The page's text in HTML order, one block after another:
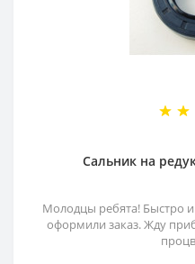
Сальник на
Молодцы ребята! Быстро и
оформили заказ. Жду